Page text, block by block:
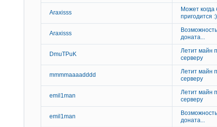
Araxisss
Может
пригодится :)
Araxisss
доната...
DmuTPuK
Летит майн
серверу
mmmmaaaadddd
Летит майн
серверу
emil1man
Летит майн
серверу
emil1man
доната...